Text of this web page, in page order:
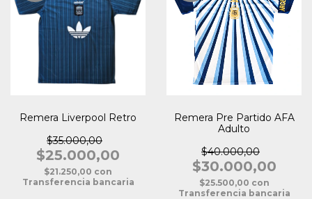
Remera Liverpool Retro
$35.000,00
$25.000,00
$21.250,00 con
Transferencia bancaria
Remera Pre Partido AFA
Adulto
$40.000,00
$30.000,00
$25.500,00 con
Transferencia bancaria